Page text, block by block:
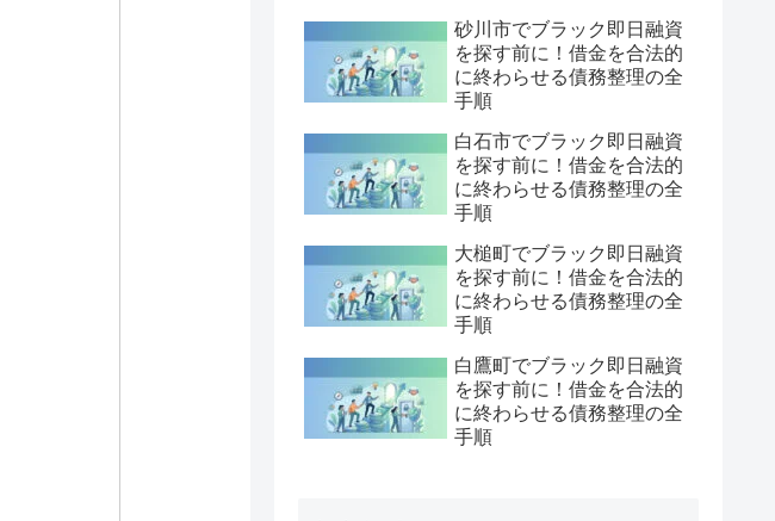
砂川市でブラック即日融資
を探す前に！借金を合法的
に終わらせる債務整理の全
手順
白石市でブラック即日融資
を探す前に！借金を合法的
に終わらせる債務整理の全
手順
大槌町でブラック即日融資
を探す前に！借金を合法的
に終わらせる債務整理の全
手順
白鷹町でブラック即日融資
を探す前に！借金を合法的
に終わらせる債務整理の全
手順